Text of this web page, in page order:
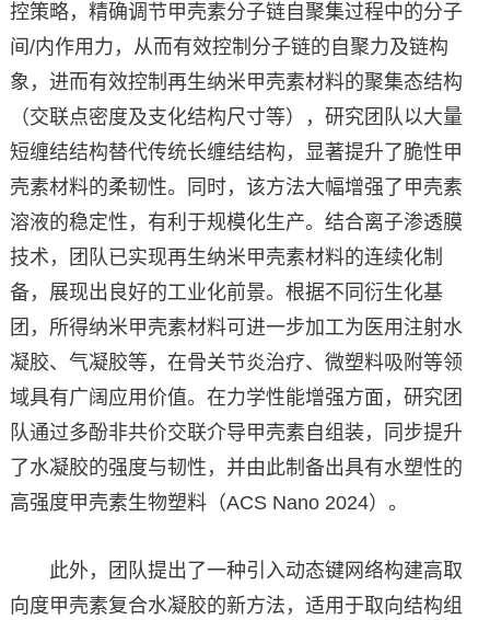
控策略，精确调节甲壳素分子链自聚集过程中的分子
间/内作用力，从而有效控制分子链的自聚力及链构
象，进而有效控制再生纳米甲壳素材料的聚集态结构
（交联点密度及支化结构尺寸等），研究团队以大量
短缠结结构替代传统长缠结结构，显著提升了脆性甲
壳素材料的柔韧性。同时，该方法大幅增强了甲壳素
溶液的稳定性，有利于规模化生产。结合离子渗透膜
技术，团队已实现再生纳米甲壳素材料的连续化制
备，展现出良好的工业化前景。根据不同衍生化基
团，所得纳米甲壳素材料可进一步加工为医用注射水
凝胶、气凝胶等，在骨关节炎治疗、微塑料吸附等领
域具有广阔应用价值。在力学性能增强方面，研究团
队通过多酚非共价交联介导甲壳素自组装，同步提升
了水凝胶的强度与韧性，并由此制备出具有水塑性的
高强度甲壳素生物塑料（ACS Nano 2024）。
此外，团队提出了一种引入动态键网络构建高取
向度甲壳素复合水凝胶的新方法，适用于取向结构组